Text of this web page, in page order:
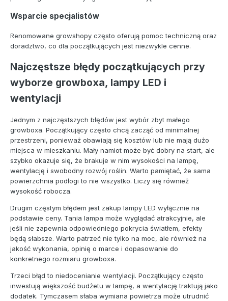
Wsparcie specjalistów
Renomowane growshopy często oferują pomoc techniczną oraz
doradztwo, co dla początkujących jest niezwykle cenne.
Najczęstsze błędy początkujących przy
wyborze growboxa, lampy LED i
wentylacji
Jednym z najczęstszych błędów jest wybór zbyt małego
growboxa. Początkujący często chcą zacząć od minimalnej
przestrzeni, ponieważ obawiają się kosztów lub nie mają dużo
miejsca w mieszkaniu. Mały namiot może być dobry na start, ale
szybko okazuje się, że brakuje w nim wysokości na lampę,
wentylację i swobodny rozwój roślin. Warto pamiętać, że sama
powierzchnia podłogi to nie wszystko. Liczy się również
wysokość robocza.
Drugim częstym błędem jest zakup lampy LED wyłącznie na
podstawie ceny. Tania lampa może wyglądać atrakcyjnie, ale
jeśli nie zapewnia odpowiedniego pokrycia światłem, efekty
będą słabsze. Warto patrzeć nie tylko na moc, ale również na
jakość wykonania, opinię o marce i dopasowanie do
konkretnego rozmiaru growboxa.
Trzeci błąd to niedocenianie wentylacji. Początkujący często
inwestują większość budżetu w lampę, a wentylację traktują jako
dodatek. Tymczasem słaba wymiana powietrza może utrudnić